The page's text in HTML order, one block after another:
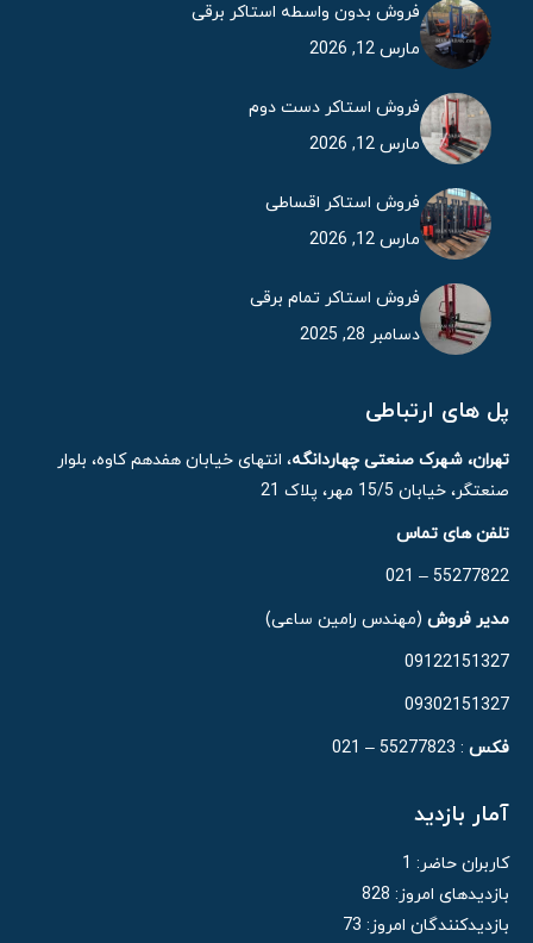
فروش بدون واسطه استاکر برقی
مارس 12, 2026
فروش استاکر دست دوم
مارس 12, 2026
فروش استاکر اقساطی
مارس 12, 2026
فروش استاکر تمام برقی
دسامبر 28, 2025
پل های ارتباطی
تهران، شهرک صنعتی چهاردانگه، انتهای خیابان هفدهم کاوه، بلوار
صنعتگر، خیابان 15/5 مهر، پلاک 21
تلفن های تماس
55277822 – 021
مدیر فروش (مهندس رامین ساعی)
09122151327
09302151327
فکس : 55277823 – 021
آمار بازدید
کاربران حاضر: 1
بازدیدهای امروز: 828
بازدیدکنندگان امروز: 73